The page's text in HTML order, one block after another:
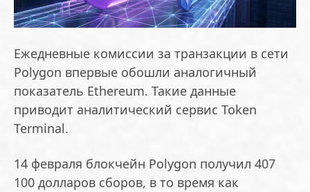
Ежедневные комиссии за транзакции в сети
Polygon впервые обошли аналогичный
показатель Ethereum. Такие данные
приводит аналитический сервис Token
Terminal.
14 февраля блокчейн Polygon получил 407
100 долларов сборов, в то время как